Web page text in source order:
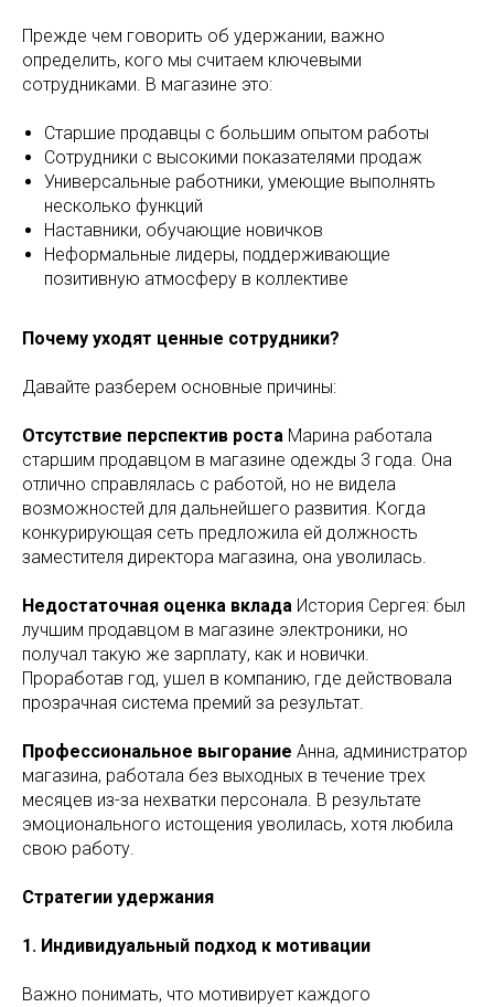
Прежде чем говорить об удержании, важно
определить, кого мы считаем ключевыми
сотрудниками. В магазине это:
Старшие продавцы с большим опытом работы
Сотрудники с высокими показателями продаж
Универсальные работники, умеющие выполнять
несколько функций
Наставники, обучающие новичков
Неформальные лидеры, поддерживающие
позитивную атмосферу в коллективе
Почему уходят ценные сотрудники?
Давайте разберем основные причины:
Отсутствие перспектив роста Марина работала
старшим продавцом в магазине одежды 3 года. Она
отлично справлялась с работой, но не видела
возможностей для дальнейшего развития. Когда
конкурирующая сеть предложила ей должность
заместителя директора магазина, она уволилась.
Недостаточная оценка вклада История Сергея: был
лучшим продавцом в магазине электроники, но
получал такую же зарплату, как и новички.
Проработав год, ушел в компанию, где действовала
прозрачная система премий за результат.
Профессиональное выгорание Анна, администратор
магазина, работала без выходных в течение трех
месяцев из-за нехватки персонала. В результате
эмоционального истощения уволилась, хотя любила
свою работу.
Стратегии удержания
1. Индивидуальный подход к мотивации
Важно понимать, что мотивирует каждого